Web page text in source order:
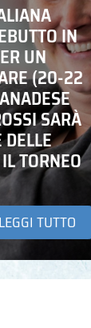
IN
UN
(20-22
SARÀ
DELLE
TORNEO
LEGGI TUTTO